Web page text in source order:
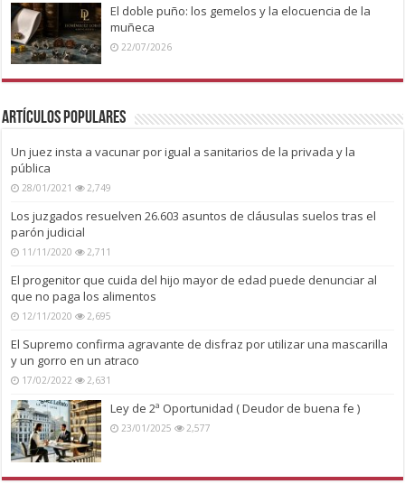
El doble puño: los gemelos y la elocuencia de la
muñeca
22/07/2026
Artículos Populares
Un juez insta a vacunar por igual a sanitarios de la privada y la
pública
28/01/2021 2,749
Los juzgados resuelven 26.603 asuntos de cláusulas suelos tras el
parón judicial
11/11/2020 2,711
El progenitor que cuida del hijo mayor de edad puede denunciar al
que no paga los alimentos
12/11/2020 2,695
El Supremo confirma agravante de disfraz por utilizar una mascarilla
y un gorro en un atraco
17/02/2022 2,631
Ley de 2ª Oportunidad ( Deudor de buena fe )
23/01/2025 2,577